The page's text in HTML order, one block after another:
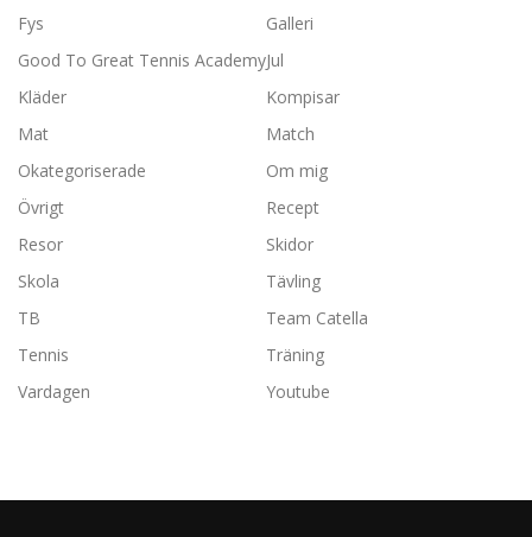
Fys
Galleri
Good To Great Tennis AcademyJul
Kläder
Kompisar
Mat
Match
Okategoriserade
Om mig
Övrigt
Recept
Resor
Skidor
Skola
Tävling
TB
Team Catella
Tennis
Träning
Vardagen
Youtube